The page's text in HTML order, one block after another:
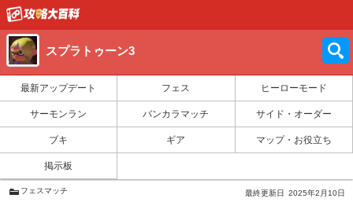
スプラトゥーン3
最新アップデート フェス ヒーローモード
サーモンラン バンカラマッチ サイド・オーダー
ブキ ギア マップ・お役立ち
掲示板
フェスマッチ 最終更新日 2025年2月10日